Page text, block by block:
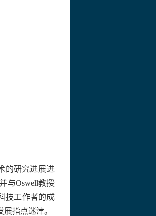
的研究进展进
与Oswell教授
技工作者的成
指点迷津。